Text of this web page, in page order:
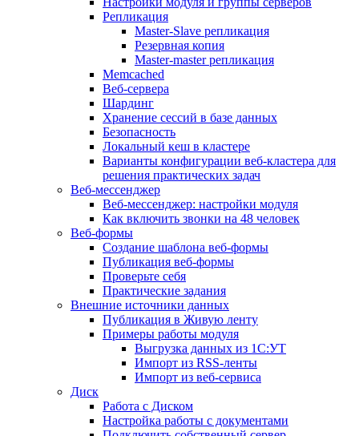
Репликация
Master-Slave репликация
Резервная копия
Master-master репликация
Memcached
Веб-сервера
Шардинг
Хранение сессий в базе данных
Безопасность
Локальный кеш в кластере
Варианты конфигурации веб-кластера для
решения практических задач
Веб-мессенджер
Веб-мессенджер: настройки модуля
Как включить звонки на 48 человек
Веб-формы
Создание шаблона веб-формы
Публикация веб-формы
Проверьте себя
Практические задания
Внешние источники данных
Публикация в Живую ленту
Примеры работы модуля
Выгрузка данных из 1С:УТ
Импорт из RSS-ленты
Импорт из веб-сервиса
Диск
Работа с Диском
Настройка работы с документами